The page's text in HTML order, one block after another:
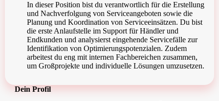
In dieser Position bist du verantwortlich für die Erstellung
und Nachverfolgung von Serviceangeboten sowie die
Planung und Koordination von Serviceeinsätzen. Du bist
die erste Anlaufstelle im Support für Händler und
Endkunden und analysierst eingehende Servicefälle zur
Identifikation von Optimierungspotenzialen. Zudem
arbeitest du eng mit internen Fachbereichen zusammen,
um Großprojekte und individuelle Lösungen umzusetzen.
Dein Profil